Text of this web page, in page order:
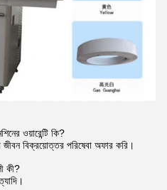
ওয়ারেন্টি কি?
বিক্রয়োত্তর পরিষেবা অফার করি।
কী?